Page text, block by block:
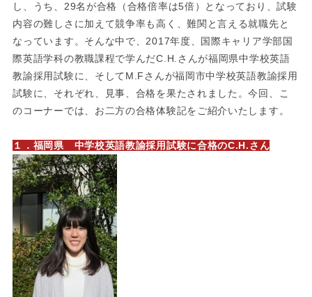
し、うち、29名が合格（合格倍率は5倍）となっており、試験
内容の難しさに加えて競争率も高く、難関と言える就職先と
なっています。そんな中で、2017年度、国際キャリア学部国
際英語学科の教職課程で学んだC.H.さんが福岡県中学校英語
教諭採用試験に、そしてM.Fさんが福岡市中学校英語教諭採用
試験に、それぞれ、見事、合格を果たされました。今回、こ
のコーナーでは、お二方の合格体験記をご紹介いたします。
１．福岡県 中学校英語教諭採用試験に合格のC.H.さん